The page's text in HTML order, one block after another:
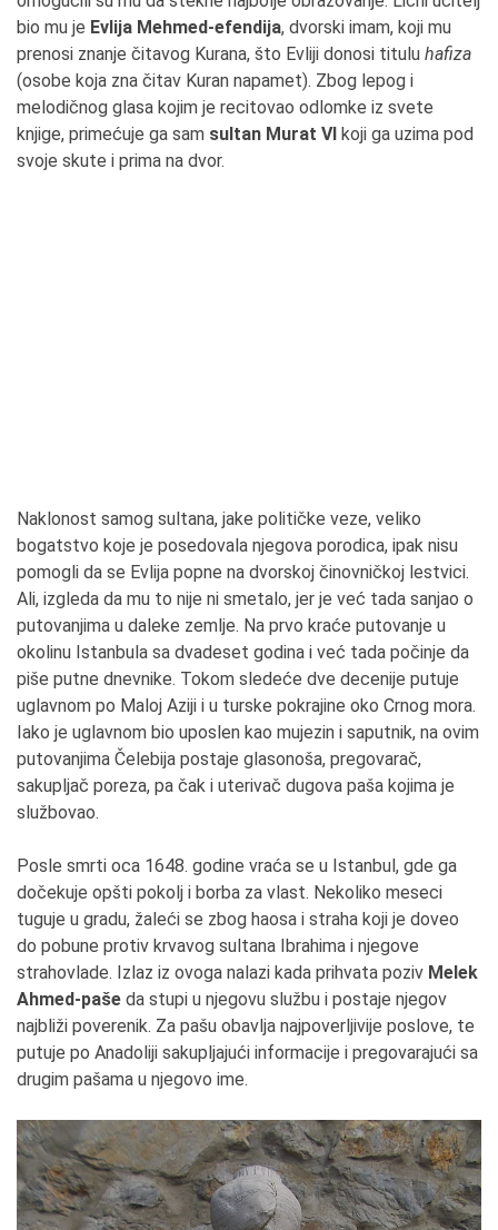
bio mu je Evlija Mehmed-efendija, dvorski imam, koji mu
prenosi znanje čitavog Kurana, što Evliji donosi titulu hafiza
(osobe koja zna čitav Kuran napamet). Zbog lepog i
melodičnog glasa kojim je recitovao odlomke iz svete
knjige, primećuje ga sam sultan Murat VI koji ga uzima pod
svoje skute i prima na dvor.
Naklonost samog sultana, jake političke veze, veliko
bogatstvo koje je posedovala njegova porodica, ipak nisu
pomogli da se Evlija popne na dvorskoj činovničkoj lestvici.
Ali, izgleda da mu to nije ni smetalo, jer je već tada sanjao o
putovanjima u daleke zemlje. Na prvo kraće putovanje u
okolinu Istanbula sa dvadeset godina i već tada počinje da
piše putne dnevnike. Tokom sledeće dve decenije putuje
uglavnom po Maloj Aziji i u turske pokrajine oko Crnog mora.
Iako je uglavnom bio uposlen kao mujezin i saputnik, na ovim
putovanjima Čelebija postaje glasonoša, pregovarač,
sakupljač poreza, pa čak i uterivač dugova paša kojima je
službovao.
Posle smrti oca 1648. godine vraća se u Istanbul, gde ga
dočekuje opšti pokolj i borba za vlast. Nekoliko meseci
tuguje u gradu, žaleći se zbog haosa i straha koji je doveo
do pobune protiv krvavog sultana Ibrahima i njegove
strahovlade. Izlaz iz ovoga nalazi kada prihvata poziv Melek
Ahmed-paše da stupi u njegovu službu i postaje njegov
najbliži poverenik. Za pašu obavlja najpoverljivije poslove, te
putuje po Anadoliji sakupljajući informacije i pregovarajući sa
drugim pašama u njegovo ime.